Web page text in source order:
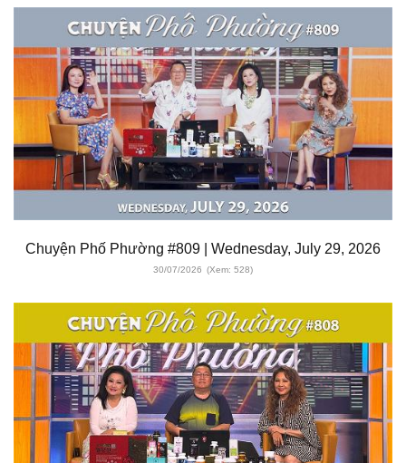
Chuyện Phố Phường #809 | Wednesday, July 29, 2026
30/07/2026 (Xem: 528)